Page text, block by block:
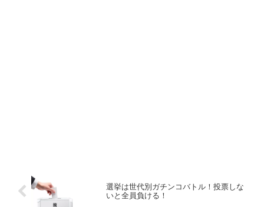
選挙は世代別ガチンコバトル！投票しな
いと全員負ける！